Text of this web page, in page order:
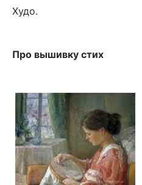
Худо.
Про вышивку стих